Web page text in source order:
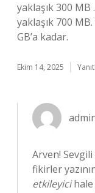
yaklaşık 300
yaklaşık 700
GB’a kadar.
Ekim 14, 2025
Arven!
fikirler
etkileyicihale